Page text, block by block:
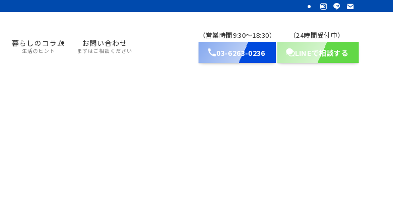
暮らしのコラム
生活のヒント
お問い合わせ
まずはご相談ください
（営業時間9:30～18:30）
03-6263-0236
（24時間受付中）
LINEで相談する